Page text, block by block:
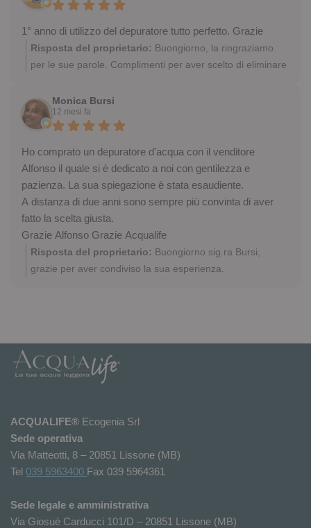
1° anno di utilizzo del depuratore tutto perfetto. Grazie
Risposta del proprietario: Buongiorno, la ringraziamo
per le sue parole. Complimenti per aver scelto di eliminare
Sempre a sua disposizione
Monica Bursi
12 mesi fa
Ho comprato un depuratore d'acqua con il venditore
Alfonso il quale si è dedicato a noi con gentilezza e
pazienza. La sua spiegazione è stata esaudiente.
A distanza di due anni sono sempre più convinta di aver
fatto la scelta giusta.
Grazie Alfonso Grazie Acqualife
Risposta del proprietario: Buongiorno sig.ra Bursi,
grazie per aver condiviso la sua esperienza.
ACQUALIFE® Ecogenia Srl
Sede operativa
Via Matteotti, 8 – 20851 Lissone (MB)
Tel 039 5963400 Fax 039 5964361
Sede legale e amministrativa
Via Giosuè Carducci 101/D – 20851 Lissone (MB)